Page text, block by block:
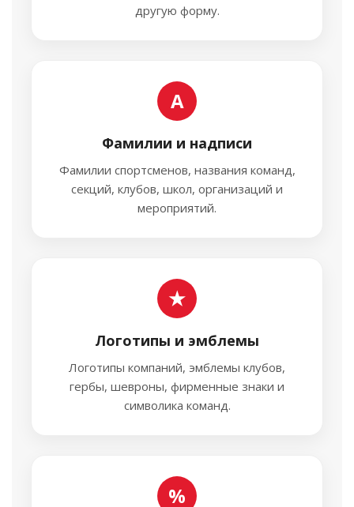
другую форму.
А
Фамилии и надписи
Фамилии спортсменов, названия команд,
секций, клубов, школ, организаций и
мероприятий.
★
Логотипы и эмблемы
Логотипы компаний, эмблемы клубов,
гербы, шевроны, фирменные знаки и
символика команд.
%